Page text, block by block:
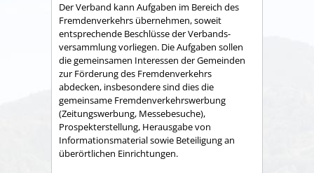
Der Verband kann Aufgaben im Bereich des
Fremdenverkehrs übernehmen, soweit
entsprechende Beschlüsse der Verbands­
versammlung vorliegen. Die Aufgaben sollen
die gemeinsamen Interessen der Gemeinden
zur Förderung des Fremdenverkehrs
abdecken, insbesondere sind dies die
gemeinsame Fremden­verkehrswerbung
(Zeitungswerbung, Messebesuche),
Prospekter­stellung, Herausgabe von
Informationsmaterial sowie Betei­ligung an
überörtlichen Einrichtungen.